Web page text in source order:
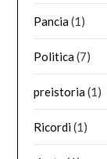
Pancia(1)
Politica(7)
preistoria(1)
Ricordi(1)